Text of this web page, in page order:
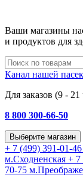
Ваши магазины
и продуктов для
Канал нашей
Для заказов (9 - 21
8 800 300-66-50
Выберите магазин
+ 7 (499) 391-01-46
м.Сходненская + 7
70-75